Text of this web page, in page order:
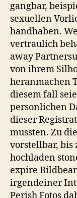
gangbar,
sexuellen
handhaben.
vertraulich
away
von ihrem
heranmachen
diesem fall
personlichen
dieser
mussten. Zu
vorstellbar, bis
hochladen
expire
irgendeiner